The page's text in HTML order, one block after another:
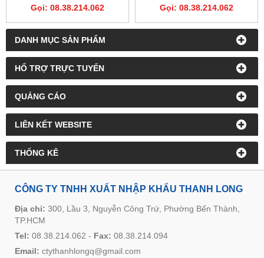
DANH MỤC SẢN PHẨM
HỔ TRỢ TRỰC TUYẾN
QUẢNG CÁO
LIÊN KẾT WEBSITE
THỐNG KÊ
Gọi: 08.38.214.062
Gọi: 08.38.214.062
CÔNG TY TNHH XUẤT NHẬP KHẨU THANH LONG
Địa chỉ: 300, Lầu 3, Nguyễn Công Trứ, Phường Bến Thành,
TP.HCM
Tel: 08.38.214.062 - Fax: 08.38.214.094
Email: ctythanhlongq@gmail.com